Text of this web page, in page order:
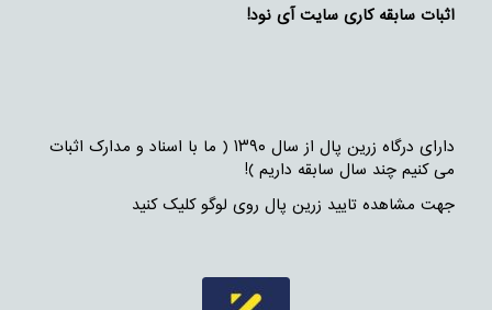
اثبات سابقه کاری سایت آی نود!
دارای درگاه زرین پال از سال ۱۳۹۰ ( ما با اسناد و مدارک اثبات
می کنیم چند سال سابقه داریم )!
جهت مشاهده تایید زرین پال روی لوگو کلیک کنید